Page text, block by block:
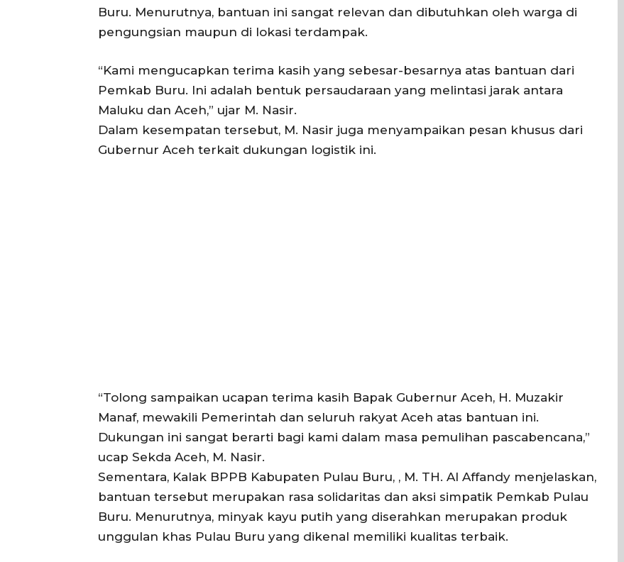
Tentang Kami
Redaksi
Pedoman Dewan Pers
Hubungi Kami
Aset
Indeks Artikel
Buru. Menurutnya, bantuan ini sangat relevan dan dibutuhkan oleh warga di
pengungsian maupun di lokasi terdampak.
“Kami mengucapkan terima kasih yang sebesar-besarnya atas bantuan dari
Pemkab Buru. Ini adalah bentuk persaudaraan yang melintasi jarak antara
Maluku dan Aceh,” ujar M. Nasir.
Dalam kesempatan tersebut, M. Nasir juga menyampaikan pesan khusus dari
Gubernur Aceh terkait dukungan logistik ini.
“Tolong sampaikan ucapan terima kasih Bapak Gubernur Aceh, H. Muzakir
Manaf, mewakili Pemerintah dan seluruh rakyat Aceh atas bantuan ini.
Dukungan ini sangat berarti bagi kami dalam masa pemulihan pascabencana,”
ucap Sekda Aceh, M. Nasir.
Sementara, Kalak BPPB Kabupaten Pulau Buru, , M. TH. Al Affandy menjelaskan,
bantuan tersebut merupakan rasa solidaritas dan aksi simpatik Pemkab Pulau
Buru. Menurutnya, minyak kayu putih yang diserahkan merupakan produk
unggulan khas Pulau Buru yang dikenal memiliki kualitas terbaik.